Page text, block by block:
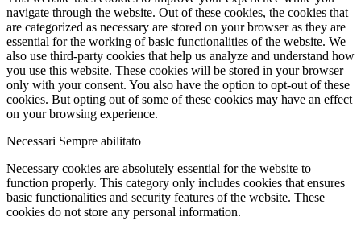
navigate through the website. Out of these cookies, the cookies that
are categorized as necessary are stored on your browser as they are
essential for the working of basic functionalities of the website. We
also use third-party cookies that help us analyze and understand how
you use this website. These cookies will be stored in your browser
only with your consent. You also have the option to opt-out of these
cookies. But opting out of some of these cookies may have an effect
on your browsing experience.
Necessari Sempre abilitato
Necessary cookies are absolutely essential for the website to
function properly. This category only includes cookies that ensures
basic functionalities and security features of the website. These
cookies do not store any personal information.